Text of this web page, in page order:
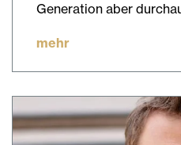
Generation aber
mehr